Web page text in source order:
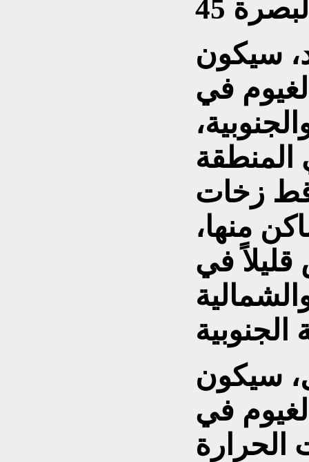
سيكون
في
المنطقة
زخات
منها،
في
سيكون
في
الحرارة